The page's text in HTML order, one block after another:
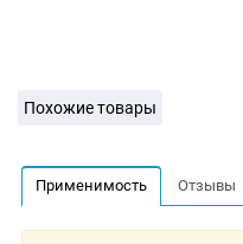
Похожие товары
Применимость Отзывы